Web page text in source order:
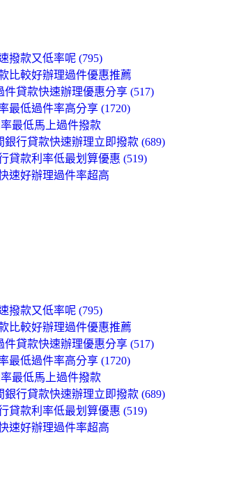
撥款又低率呢 (795)
比較好辦理過件優惠推薦
貸款快速辦理優惠分享 (517)
最低過件率高分享 (1720)
最低馬上過件撥款
行貸款快速辦理立即撥款 (689)
貸款利率低最划算優惠 (519)
速好辦理過件率超高
撥款又低率呢 (795)
比較好辦理過件優惠推薦
貸款快速辦理優惠分享 (517)
最低過件率高分享 (1720)
最低馬上過件撥款
行貸款快速辦理立即撥款 (689)
貸款利率低最划算優惠 (519)
速好辦理過件率超高